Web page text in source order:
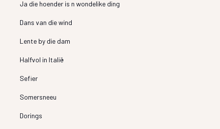
Ja die hoender is n wondelike ding
Dans van die wind
Lente by die dam
Halfvol in Italië
Sefier
Somersneeu
Dorings